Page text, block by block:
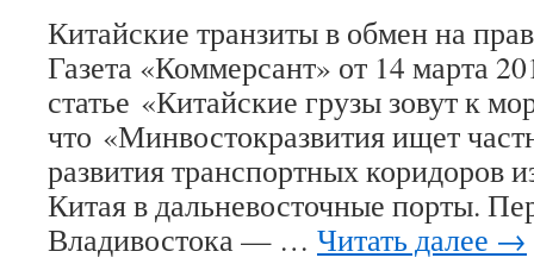
Китайские транзиты в обмен на
Газета «Коммерсант» от 14 марта
статье «Китайские грузы зовут к
что «Минвостокразвития ищет
развития транспортных коридоров
Китая в дальневосточные порты.
Владивостока — … Читать далее →